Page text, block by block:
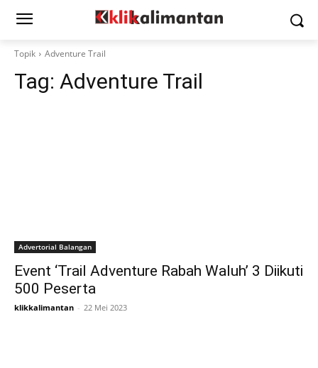
Topik Adventure Trail
Tag: Adventure Trail
Advertorial Balangan
Event ‘Trail Adventure Rabah Waluh’ 3 Diikuti
500 Peserta
klikkalimantan - 22 Mei 2023